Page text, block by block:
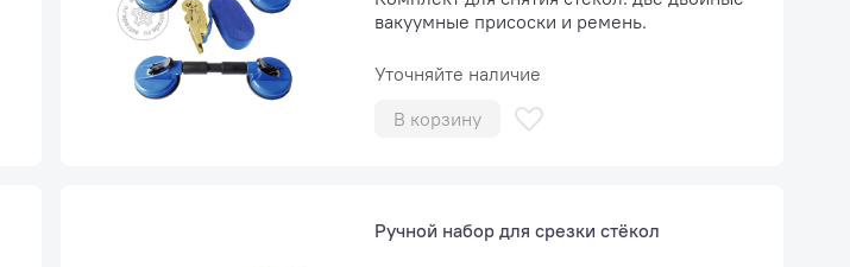
вакуумные присоски и ремень.
Уточняйте наличие
В корзину
Ручной набор для срезки стёкол